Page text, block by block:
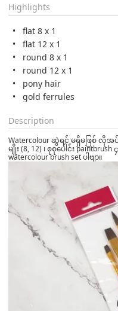
Highlights
flat 8 x 1
flat 12 x 1
round 8 x 1
round 12 x 1
pony hair
gold ferrules
Description
Watercolour ဆွဲရင် မရှိမဖြစ် လိုအပ်
မျိုး (8, 12) ၊ ‌စုစုပေါင်း
watercolour brush set ပါဗျာ။